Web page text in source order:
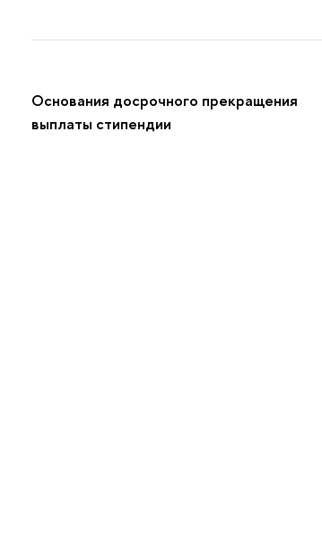
Основания досрочного прекращения
выплаты стипендии